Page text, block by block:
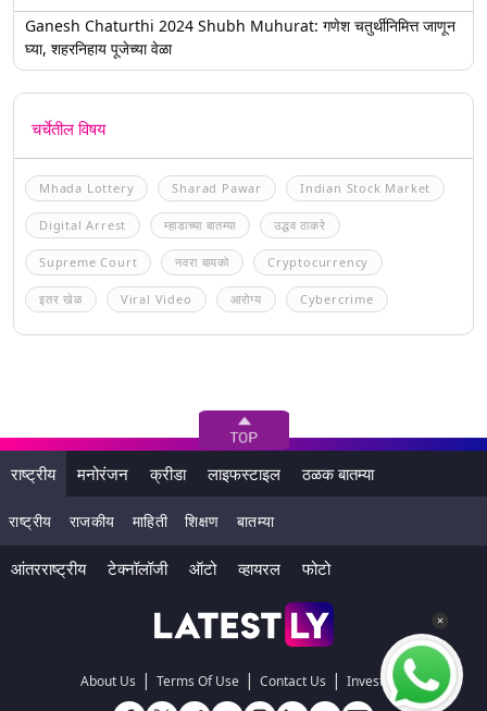
Ganesh Chaturthi 2024 Shubh Muhurat: गणेश चतुर्थीनिमित्त जाणून
घ्या, शहरनिहाय पूजेच्या वेळा
चर्चेतील विषय
Mhada Lottery Sharad Pawar Indian Stock Market
Digital Arrest म्हाडाच्या बातम्या उद्धव ठाकरे
Supreme Court नवरा बायको Cryptocurrency
इतर खेळ Viral Video आरोग्य Cybercrime
राष्ट्रीय मनोरंजन क्रीडा लाइफस्टाइल ठळक बातम्या
राष्ट्रीय राजकीय माहिती शिक्षण बातम्या
आंतरराष्ट्रीय टेक्नॉलॉजी ऑटो व्हायरल फोटो
About Us | Terms Of Use | Contact Us | Investors